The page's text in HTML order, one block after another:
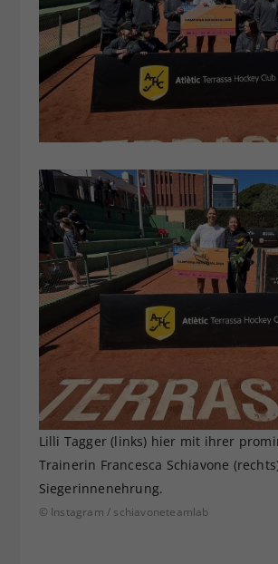
Lilli Tagger (links) hier mit ihrer
Trainerin Francesca Schiavone
Siegerinnenehrung.
© Instagram / schiavoneteamlab